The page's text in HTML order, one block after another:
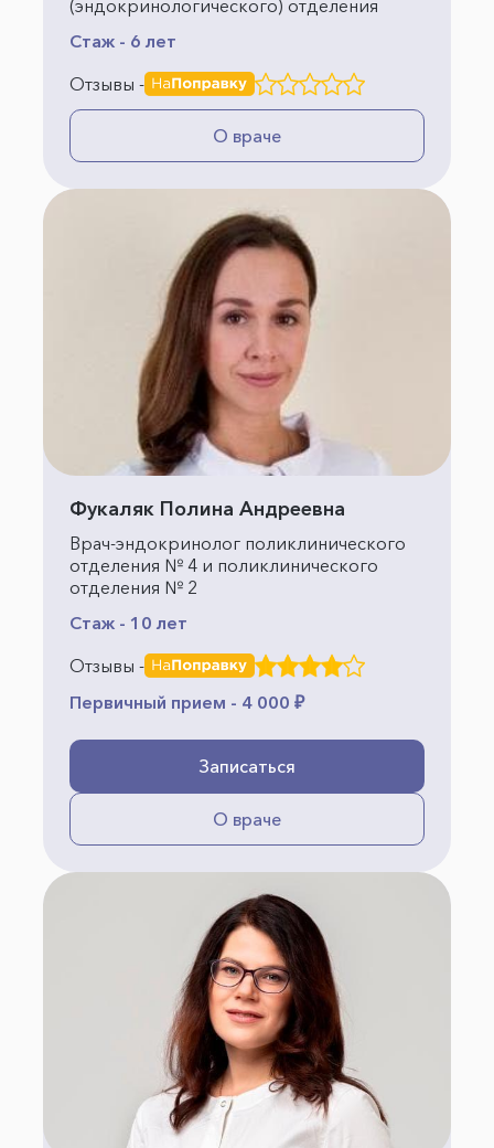
(эндокринологического) отделения
Стаж - 6 лет
Отзывы -
О враче
Фукаляк Полина Андреевна
Врач-эндокринолог поликлинического
отделения № 4 и поликлинического
отделения № 2
Стаж - 10 лет
Отзывы -
Первичный прием - 4 000 ₽
Записаться
О враче